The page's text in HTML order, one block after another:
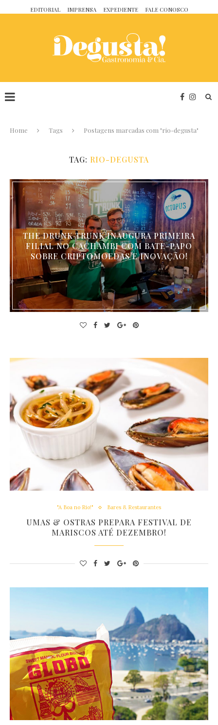
EDITORIAL IMPRENSA EXPEDIENTE FALE CONOSCO
Home Tags Postagens marcadas com "rio-degusta"
TAG: RIO-DEGUSTA
THE DRUNK TRUNK INAUGURA PRIMEIRA
FILIAL NO CACHAMBI COM BATE-PAPO
SOBRE CRIPTOMOEDAS E INOVAÇÃO!
"A Boa no Rio!" Bares & Restaurantes
UMAS & OSTRAS PREPARA FESTIVAL DE
MARISCOS ATÉ DEZEMBRO!